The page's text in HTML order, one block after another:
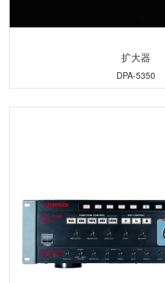
扩大器
DPA-5350